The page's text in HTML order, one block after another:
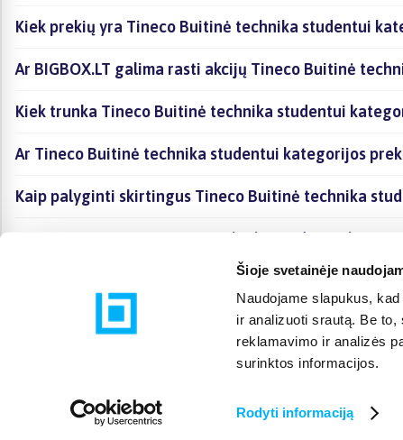
Šioje svetainėje
Naudojame slapukus,
ir analizuoti srautą. Be
reklamavimo ir analizės
surinktos informacijos.
Rodyti informaciją
Kiek prekių yra Tineco Buitinė technika studentui
Ar BIGBOX.LT galima rasti akcijų Tineco Buitinė
Kiek trunka Tineco Buitinė technika studentui
Ar Tineco Buitinė technika studentui kategorijos
Kaip palyginti skirtingus Tineco Buitinė technika
Kaip įsigyti Tineco Buitinė technika studentui